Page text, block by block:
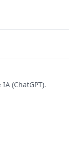
(ChatGPT).